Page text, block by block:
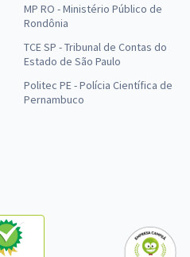
MP RO - Ministério Público de
Rondônia
TCE SP - Tribunal de Contas do
Estado de São Paulo
Politec PE - Polícia Científica de
Pernambuco